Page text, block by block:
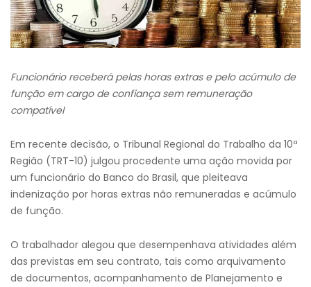
Funcionário receberá pelas horas extras e pelo acúmulo de
função em cargo de confiança sem remuneração
compatível
Em recente decisão, o Tribunal Regional do Trabalho da 10ª
Região (TRT-10) julgou procedente uma ação movida por
um funcionário do Banco do Brasil, que pleiteava
indenização por horas extras não remuneradas e acúmulo
de função.
O trabalhador alegou que desempenhava atividades além
das previstas em seu contrato, tais como arquivamento
de documentos, acompanhamento de Planejamento e